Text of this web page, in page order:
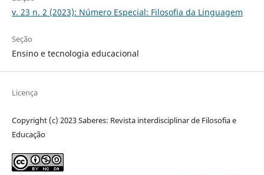
v. 23 n. 2 (2023): Número Especial: Filosofia da Linguagem
Seção
Ensino e tecnologia educacional
Licença
Copyright (c) 2023 Saberes: Revista interdisciplinar de Filosofia e
Educação